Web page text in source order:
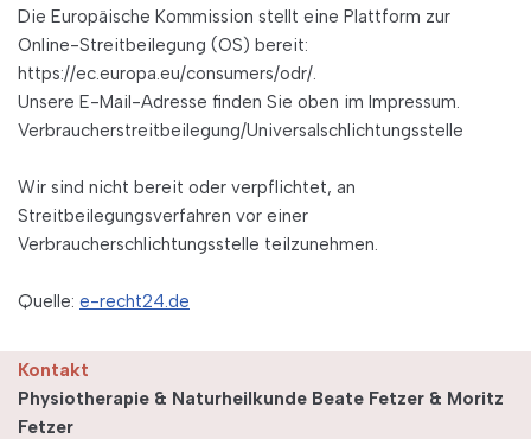
Die Europäische Kommission stellt eine Plattform zur
Online-Streitbeilegung (OS) bereit:
https://ec.europa.eu/consumers/odr/.
Unsere E-Mail-Adresse finden Sie oben im Impressum.
Verbraucherstreitbeilegung/Universalschlichtungsstelle
Wir sind nicht bereit oder verpflichtet, an
Streitbeilegungsverfahren vor einer
Verbraucherschlichtungsstelle teilzunehmen.
Quelle: e-recht24.de
Kontakt
Physiotherapie & Naturheilkunde Beate Fetzer & Moritz
Fetzer